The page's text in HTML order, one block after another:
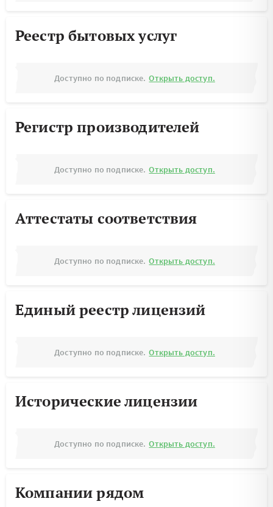
Реестр бытовых услуг
Доступно по подписке. Открыть доступ.
Регистр производителей
Доступно по подписке. Открыть доступ.
Аттестаты соответствия
Доступно по подписке. Открыть доступ.
Единый реестр лицензий
Доступно по подписке. Открыть доступ.
Исторические лицензии
Доступно по подписке. Открыть доступ.
Компании рядом